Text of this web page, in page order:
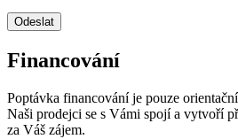
Odeslat
Financování
Poptávka financování je pouze
Naši prodejci se s Vámi spojí a vytvoří
za Váš zájem.